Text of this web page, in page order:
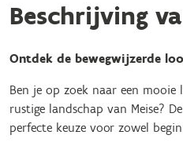
Beschrijving
Ontdek de bewegwijzerde
Ben je op zoek naar een
rustige landschap van Meise?
perfecte keuze voor zowel